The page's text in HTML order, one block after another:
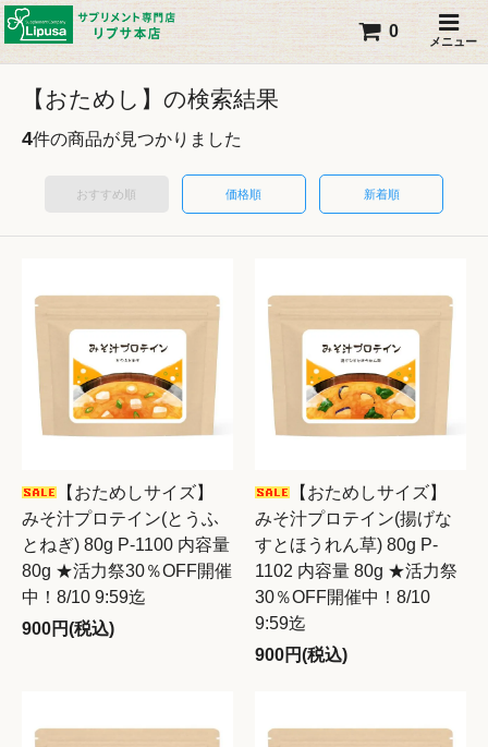
メニュー
0
【おためし】の検索結果
4件の商品が見つかりました
おすすめ順 価格順 新着順
【おためしサイズ】
みそ汁プロテイン(とうふ
とねぎ) 80g P-1100 内容量
80g ★活力祭30％OFF開催
中！8/10 9:59迄
900円(税込)
【おためしサイズ】
みそ汁プロテイン(揚げな
すとほうれん草) 80g P-
1102 内容量 80g ★活力祭
30％OFF開催中！8/10
9:59迄
900円(税込)